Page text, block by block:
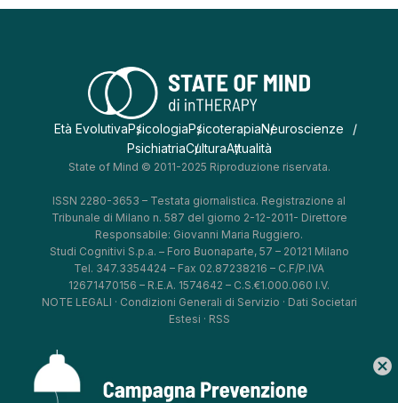
Età EvolutivaPsicologiaPsicoterapiaNeuroscienze
PsichiatriaCulturaAttualità
State of Mind © 2011-2025 Riproduzione riservata.
ISSN 2280-3653 – Testata giornalistica. Registrazione al
Tribunale di Milano n. 587 del giorno 2-12-2011- Direttore
Responsabile: Giovanni Maria Ruggiero.
Studi Cognitivi S.p.a. – Foro Buonaparte, 57 – 20121 Milano
Tel. 347.3354424 – Fax 02.87238216 – C.F/P.IVA
12671470156 – R.E.A. 1574642 – C.S.€1.000.060 I.V.
NOTE LEGALI · Condizioni Generali di Servizio · Dati Societari
Estesi · RSS
** **
cancel